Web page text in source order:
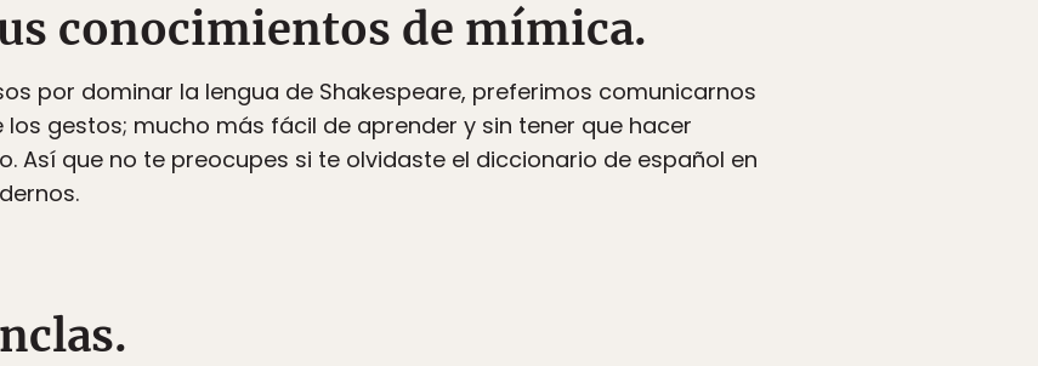
conocimientos de mímica.
por dominar la lengua de Shakespeare, preferimos comunicarnos
gestos; mucho más fácil de aprender y sin tener que hacer
Así que no te preocupes si te olvidaste el diccionario de español en